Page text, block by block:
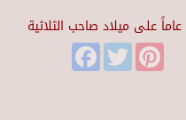
FacebookTwitter